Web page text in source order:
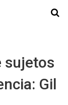
sujetos
Gil